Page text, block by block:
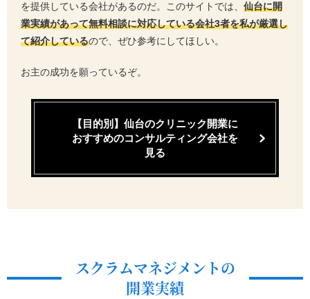
を提供している会社があるのだ。このサイトでは、 仙台に開
業実績があって無料相談に対応している会社3者を私が厳選し
て紹介しているので、ぜひ参考にしてほしい。
お主の成功を願っているぞ。
【目的別】仙台のクリニック開業に
おすすめのコンサルティング会社を
見る
スクラムマネジメントの
開業実績